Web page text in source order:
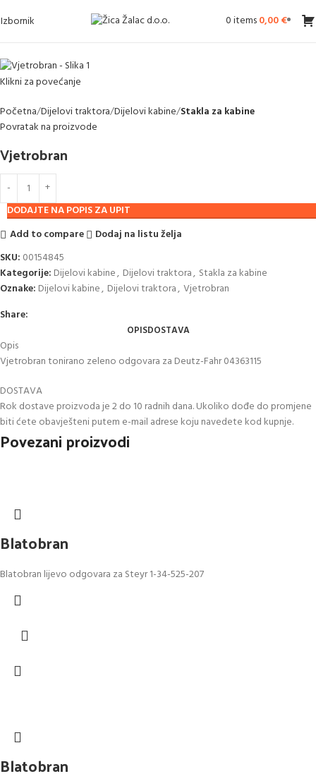
Izbornik 0items0,00€
Klikni za povećanje
Početna Dijelovi traktora Dijelovi kabine Stakla za kabine
Povratak na proizvode
Vjetrobran
DODAJTE NA POPIS ZA UPIT
Add to compare
Dodaj na listu želja
SKU: 00154845
Kategorije: Dijelovi kabine, Dijelovi traktora, Stakla za kabine
Oznake: Dijelovi kabine, Dijelovi traktora, Vjetrobran
Share:
OPISDOSTAVA
Opis
Vjetrobran tonirano zeleno odgovara za Deutz-Fahr 04363115
DOSTAVA
Rok dostave proizvoda je 2 do 10 radnih dana. Ukoliko dođe do promjene
biti ćete obavješteni putem e-mail adrese koju navedete kod kupnje.
Povezani proizvodi
Blatobran
Blatobran lijevo odgovara za Steyr 1-34-525-207
Blatobran